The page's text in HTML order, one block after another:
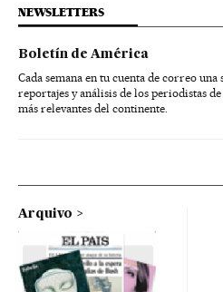
NEWSLETTERS
Boletín de América
Cada semana en tu cuenta de correo
reportajes y análisis de los periodistas
más relevantes del continente.
Arquivo